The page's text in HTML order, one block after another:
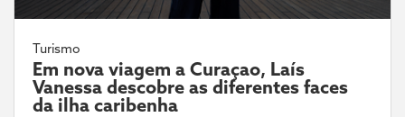
Turismo
Em nova viagem a Curaçao, Laís
Vanessa descobre as diferentes faces
da ilha caribenha